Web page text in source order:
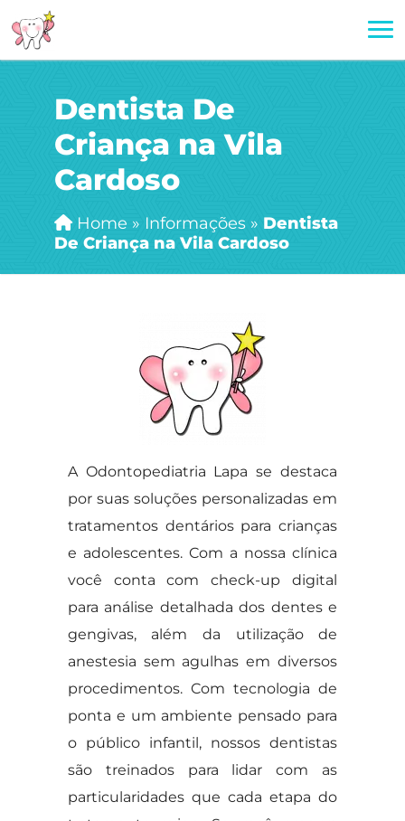
Dentista De
Criança na Vila
Cardoso
Home » Informações » Dentista
De Criança na Vila Cardoso
A Odontopediatria Lapa se destaca
por suas soluções personalizadas em
tratamentos dentários para crianças
e adolescentes. Com a nossa clínica
você conta com check-up digital
para análise detalhada dos dentes e
gengivas, além da utilização de
anestesia sem agulhas em diversos
procedimentos. Com tecnologia de
ponta e um ambiente pensado para
o público infantil, nossos dentistas
são treinados para lidar com as
particularidades que cada etapa do